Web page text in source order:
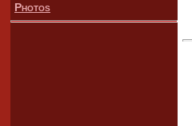
Photos